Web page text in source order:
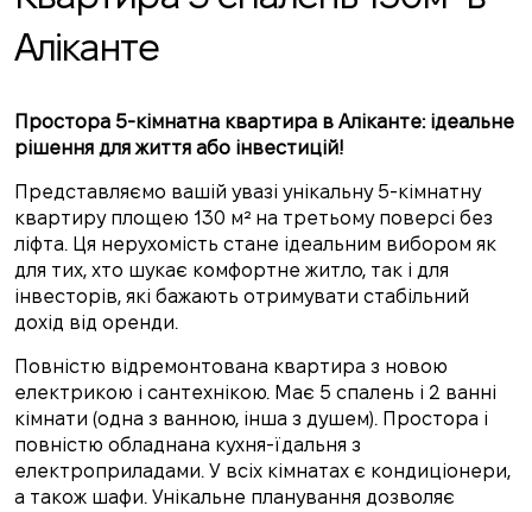
Аліканте
Простора 5-кімнатна квартира в Аліканте: ідеальне
рішення для життя або інвестицій!
Представляємо вашій увазі унікальну 5-кімнатну
квартиру площею 130 м² на третьому поверсі без
ліфта. Ця нерухомість стане ідеальним вибором як
для тих, хто шукає комфортне житло, так і для
інвесторів, які бажають отримувати стабільний
дохід від оренди.
Повністю відремонтована квартира з новою
електрикою і сантехнікою. Має 5 спалень і 2 ванні
кімнати (одна з ванною, інша з душем). Простора і
повністю обладнана кухня-їдальня з
електроприладами. У всіх кімнатах є кондиціонери,
а також шафи. Унікальне планування дозволяє